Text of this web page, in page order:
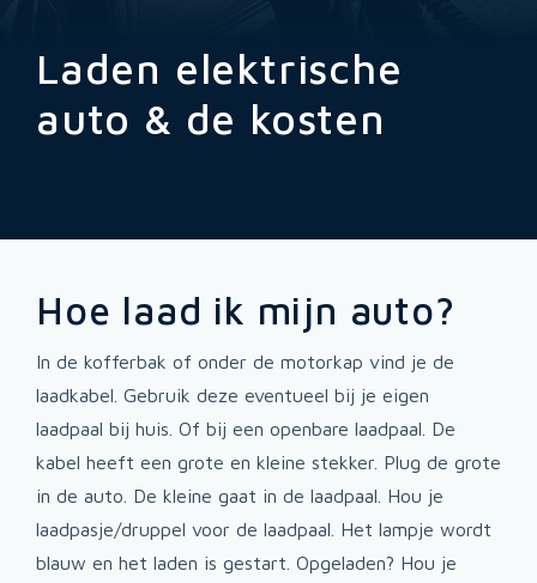
Laden elektrische
auto & de kosten
Hoe laad ik mijn auto?
In de kofferbak of onder de motorkap vind je de
laadkabel. Gebruik deze eventueel bij je eigen
laadpaal bij huis. Of bij een openbare laadpaal. De
kabel heeft een grote en kleine stekker. Plug de grote
in de auto. De kleine gaat in de laadpaal. Hou je
laadpasje/druppel voor de laadpaal. Het lampje wordt
blauw en het laden is gestart. Opgeladen? Hou je